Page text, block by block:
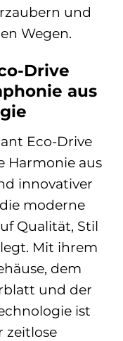
und
Wegen.
Drive
aus
Eco-Drive
Harmonie aus
innovativer
moderne
Qualität, Stil
Mit ihrem
dem
und der
ist
zeitlose